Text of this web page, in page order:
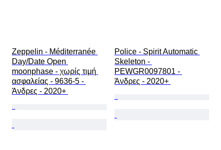
Zeppelin - Méditerranée
Day/Date Open
moonphase - χωρίς τιμή
ασφαλείας - 9636-5 -
Άνδρες - 2020+
Police - Spirit Automatic
Skeleton -
PEWGR0097801 -
Άνδρες - 2020+